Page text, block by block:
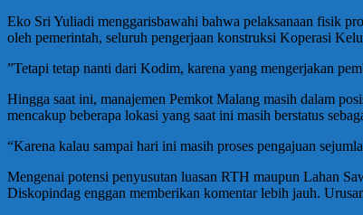
​Eko Sri Yuliadi menggarisbawahi bahwa pelaksanaan fisik
oleh pemerintah, seluruh pengerjaan konstruksi Koperasi
​”Tetapi tetap nanti dari Kodim, karena yang mengerjakan
​Hingga saat ini, manajemen Pemkot Malang masih dalam
mencakup beberapa lokasi yang saat ini masih berstatus
​“Karena kalau sampai hari ini masih proses pengajuan
​Mengenai potensi penyusutan luasan RTH maupun Lahan
Diskopindag enggan memberikan komentar lebih jauh.